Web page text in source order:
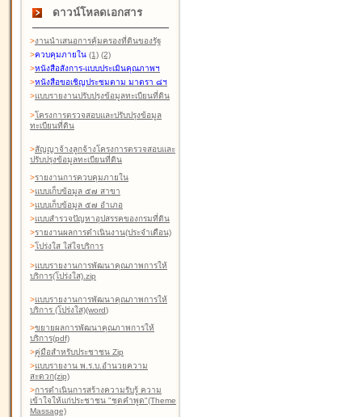
ดาวน์โหลดเอกสาร
>งานนำเสนอการคุ้มครองที่ดินของรัฐ
>ควบคุมภายใน (1) (2)
>หนังสือสังการ-แบบประเมินคุณภาพฯ
>หนังสือขอเชิญประชุมตาม มาตรา ๘ฯ
>แบบรายงานปรับปรุงข้อมูลทะเบียนที่ดิน
>โครงการตรวจสอบและปรับปรุงข้อมูล
ทะเบียนที่ดิน
>สัญญาจ้างลูกจ้างโครงการตรวจสอบและ
ปรับปรุงข้อมูลทะเบียนที่ดิน
>รายงานการควบคุมภายใน
>แบบเก็บข้อมูล ๕๗ สาขา
>แบบเก็บข้อมูล ๕๗ อำเภอ
>แบบสำรวจปัญหาอุปสรรคของกรมที่ดิน
>รายงานผลการดำเนินงาน(ประจำเดือน)
>โปร่งใส ใส่ใจบริการ
>แบบรายงานการพัฒนาคุณภาพการให้
บริการ(โปร่งใส).zip
>แบบรายงานการพัฒนาคุณภาพการให้
บริการ (โปร่งใส)(word)
>ขยายผลการพัฒนาคุณภาพการให้
บริการ(pdf)
>คู่มือสำหรับประชาชน Zip
>แบบรายงาน พ.ร.บ.อำนวยความ
สะดวก(zip)
>การดำเนินการสร้างความรับรู้ ความ
เข้าใจให้แก่ประชาชน "ชุดคำพูด"(Theme
Massage)